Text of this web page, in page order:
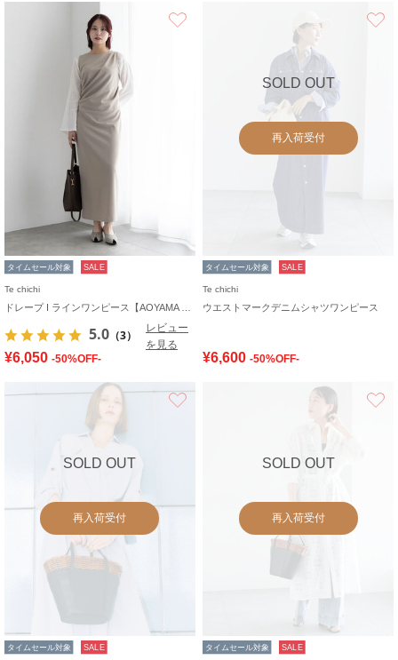
タイムセール対象 SALE
Te chichi
5.0 （3）
レビュー
を見る
¥6,050 -50%OFF-
SOLD OUT
再入荷受付
タイムセール対象 SALE
Te chichi
ウエストマークデニムシャツワンピース
¥6,600 -50%OFF-
SOLD OUT
再入荷受付
お気に入り
タイムセール対象 SALE
SOLD OUT
再入荷受付
タイムセール対象 SALE